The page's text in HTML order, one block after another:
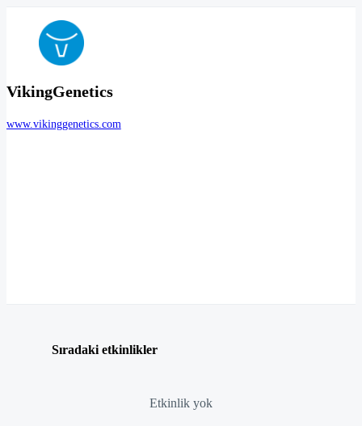
VikingGenetics
www.vikinggenetics.com
Sıradaki etkinlikler
Etkinlik yok